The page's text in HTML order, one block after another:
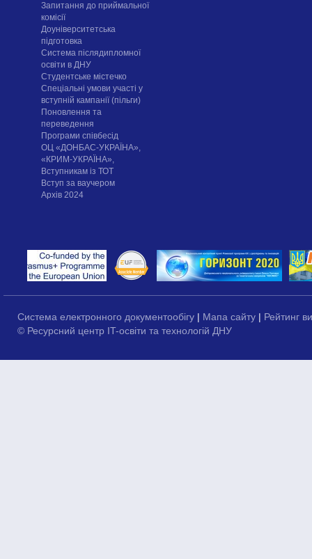
Запитання до приймальної
комісії
Доуніверситетська
підготовка
Система післядипломної
освіти в ДНУ
Cтудентське містечко
Спеціальні умови участі у
вступній кампанії (пільги)
Поновлення та
переведення
Програми співбесід
ОЦ «ДОНБАС-УКРАЇНА»,
«КРИМ-УКРАЇНА»,
Вступникам із ТОТ
Вступ за ваучером
Архів 2024
Система електронного документообігу | Мапа сайту | Рейтинг
© Ресурсний центр IT-освіти та технологій ДНУ